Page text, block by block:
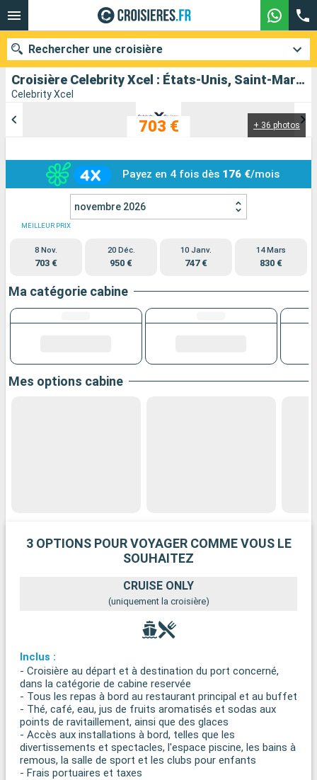
Croisière Celebrity Xcel : États-Unis, Saint-Martin, République Dominicaine au départ de Miami
Celebrity Xcel
+ 36 photos
703 €
Payez en 4 fois dès 176 €/mois
novembre 2026
MEILLEUR PRIX
8 Nov.
703 €
20 Déc.
950 €
10 Janv.
747 €
14 Mars
830 €
Ma catégorie cabine
Mes options cabine
3 OPTIONS POUR VOYAGER COMME VOUS LE
SOUHAITEZ
CRUISE ONLY
(uniquement la croisière)
Inclus :
- Croisière au départ et à destination du port concerné,
dans la catégorie de cabine reservée
- Tous les repas à bord au restaurant principal et au buffet
- Thé, café, eau, jus de fruits aromatisés et sodas aux
points de ravitaillement, ainsi que des glaces
- Accès aux installations à bord, telles que les
divertissements et spectacles, l'espace piscine, les bains à
remous, la salle de sport et les clubs pour enfants
- Frais portuaires et taxes
Rechercher une croisière
Mois de départ
Ports Compagnies